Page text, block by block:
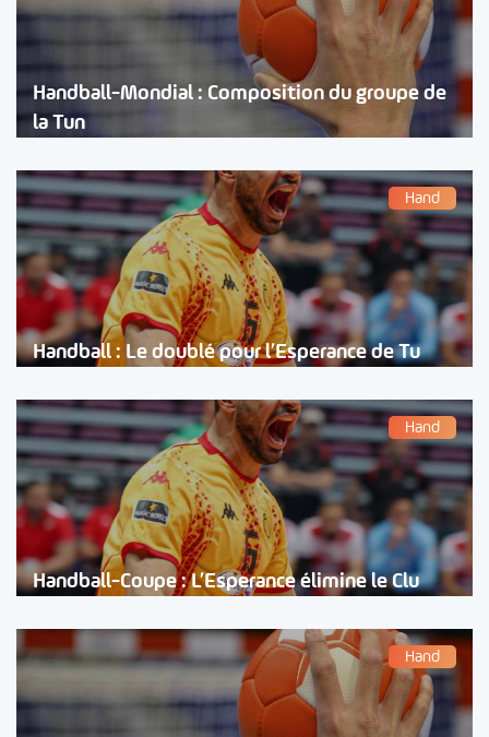
Handball-Mondial : Composition du groupe de
la Tun
Hand
Handball : Le doublé pour l’Esperance de Tu
Hand
Handball-Coupe : L’Esperance élimine le Clu
Hand